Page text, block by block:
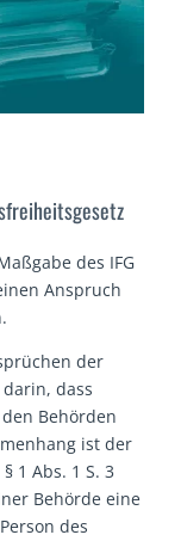
des IFG
Anspruch
der
dass
Behörden
ist der
1 Abs. 1 S. 3
Behörde eine
des